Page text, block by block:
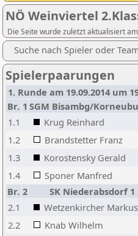
NÖ Weinviertel
Die Seite wurde zuletzt aktualisiert
Suche nach Spieler oder
Spielerpaarungen
1. Runde am 19.09.2014 um
Br. 1 SGM Bisambg/
1.1
Krug Reinhard
1.2
Brandstetter Franz
1.3
Korostensky Gerald
1.4
Sponer Manfred
Br. 2 SK Niederabsdorf 1
2.1
Wetzenkircher Markus
2.2
Knab Wilhelm